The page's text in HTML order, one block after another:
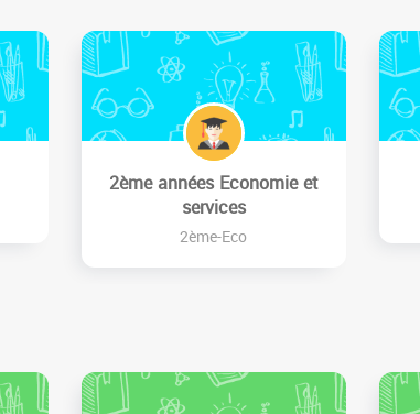
2ème années Economie et
services
2ème-Eco